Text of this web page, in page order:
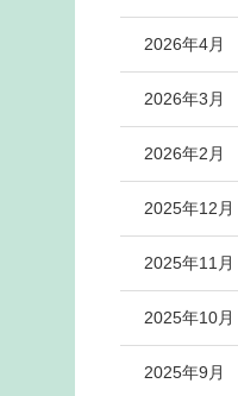
2026年4月
2026年3月
2026年2月
2025年12月
2025年11月
2025年10月
2025年9月